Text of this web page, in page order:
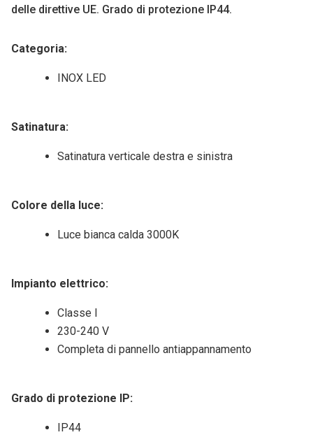
delle direttive UE. Grado di protezione IP44.
Categoria:
INOX LED
Satinatura:
Satinatura verticale destra e sinistra
Colore della luce:
Luce bianca calda 3000K
Impianto elettrico:
Classe I
230-240 V
Completa di pannello antiappannamento
Grado di protezione IP:
IP44